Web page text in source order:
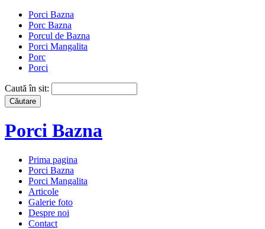
Porci Bazna
Porc Bazna
Porcul de Bazna
Porci Mangalita
Porc
Porci
Caută în sit:
Porci Bazna
Prima pagina
Porci Bazna
Porci Mangalita
Articole
Galerie foto
Despre noi
Contact